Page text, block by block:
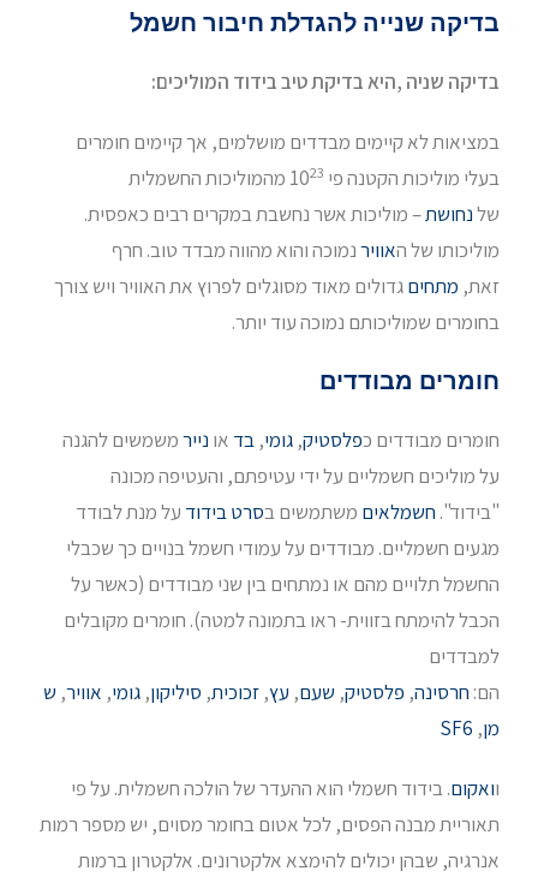
בדיקה שנייה להגדלת חיבור חשמל
בדיקה שניה ,היא בדיקת טיב בידוד המוליכים:
במציאות לא קיימים מבדדים מושלמים, אך קיימים חומרים
בעלי מוליכות הקטנה פי 10 23
מהמוליכות החשמלית
שלנחושת– מוליכות אשר נחשבת במקרים רבים כאפסית.
מוליכותו של האווירנמוכה והוא מהווה מבדד טוב. חרף
זאת, מתחיםגדולים מאוד מסוגלים לפרוץ את האוויר ויש צורך
בחומרים שמוליכותם נמוכה עוד יותר.
חומרים מבודדים
חומרים מבודדים כפלסטיק,גומי,בד או ניירמשמשים להגנה
על מוליכים חשמליים על ידי עטיפתם, והעטיפה מכונה
"בידוד". חשמלאים משתמשים בסרט בידוד על מנת לבודד
מגעים חשמליים. מבודדים על עמודי חשמל בנויים כך שכבלי
החשמל תלויים מהם או נמתחים בין שני מבודדים (כאשר על
הכבל להימתח בזווית- ראו בתמונה למטה). חומרים מקובלים
למבדדים
הם: חרסינה, פלסטיק, שעם, עץ,זכוכית, סיליקון,גומי, אוויר, ש
מן,
SF6
וואקום. בידוד חשמלי הוא ההעדר של הולכה חשמלית. על פי
תאוריית מבנה הפסים, לכל אטום בחומר מסוים, יש מספר רמות
אנרגיה, שבהן יכולים להימצא אלקטרונים. אלקטרון ברמות